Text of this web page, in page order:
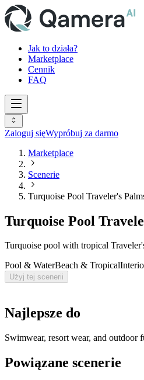
Jak to działa?
Marketplace
Cennik
FAQ
Zaloguj sięWypróbuj za darmo
Marketplace
Scenerie
Turquoise Pool Traveler's
Turquoise Pool
Turquoise pool with tropical
Pool & WaterBeach & Tropical
Użyj tej scenerii
Najlepsze do
Swimwear, resort wear, and
Powiązane scenerie